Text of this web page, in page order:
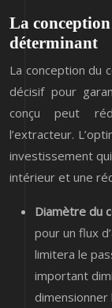
La
déterminant
La conception du
décisif pour
conçu peut
l’extracteur.
investissement
intérieur et une
Diamètre du
pour un flux
limitera le
important